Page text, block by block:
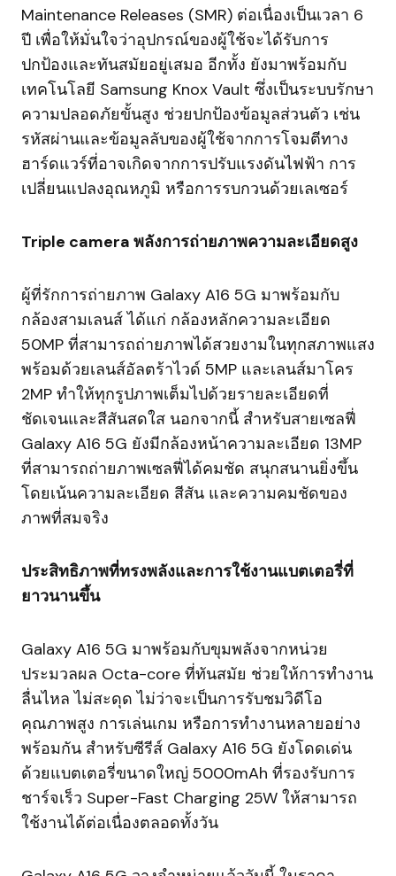
Maintenance Releases (SMR) ต่อเนื่องเป็นเวลา 6
ปี เพื่อให้มั่นใจว่าอุปกรณ์ของผู้ใช้จะได้รับการ
ปกป้องและทันสมัยอยู่เสมอ อีกทั้ง ยังมาพร้อมกับ
เทคโนโลยี Samsung Knox Vault ซึ่งเป็นระบบรักษา
ความปลอดภัยขั้นสูง ช่วยปกป้องข้อมูลส่วนตัว เช่น
รหัสผ่านและข้อมูลลับของผู้ใช้จากการโจมตีทาง
ฮาร์ดแวร์ที่อาจเกิดจากการปรับแรงดันไฟฟ้า การ
เปลี่ยนแปลงอุณหภูมิ หรือการรบกวนด้วยเลเซอร์
Triple camera พลังการถ่ายภาพความละเอียดสูง
ผู้ที่รักการถ่ายภาพ Galaxy A16 5G มาพร้อมกับ
กล้องสามเลนส์ ได้แก่ กล้องหลักความละเอียด
50MP ที่สามารถถ่ายภาพได้สวยงามในทุกสภาพแสง
พร้อมด้วยเลนส์อัลตร้าไวด์ 5MP และเลนส์มาโคร
2MP ทำให้ทุกรูปภาพเต็มไปด้วยรายละเอียดที่
ชัดเจนและสีสันสดใส นอกจากนี้ สำหรับสายเซลฟี่
Galaxy A16 5G ยังมีกล้องหน้าความละเอียด 13MP
ที่สามารถถ่ายภาพเซลฟี่ได้คมชัด สนุกสนานยิ่งขึ้น
โดยเน้นความละเอียด สีสัน และความคมชัดของ
ภาพที่สมจริง
ประสิทธิภาพที่ทรงพลังและการใช้งานแบตเตอรี่ที่
ยาวนานขึ้น
Galaxy A16 5G มาพร้อมกับขุมพลังจากหน่วย
ประมวลผล Octa-core ที่ทันสมัย ช่วยให้การทำงาน
ลื่นไหล ไม่สะดุด ไม่ว่าจะเป็นการรับชมวิดีโอ
คุณภาพสูง การเล่นเกม หรือการทำงานหลายอย่าง
พร้อมกัน สำหรับซีรีส์ Galaxy A16 5G ยังโดดเด่น
ด้วยแบตเตอรี่ขนาดใหญ่ 5000mAh ที่รองรับการ
ชาร์จเร็ว Super-Fast Charging 25W ให้สามารถ
ใช้งานได้ต่อเนื่องตลอดทั้งวัน